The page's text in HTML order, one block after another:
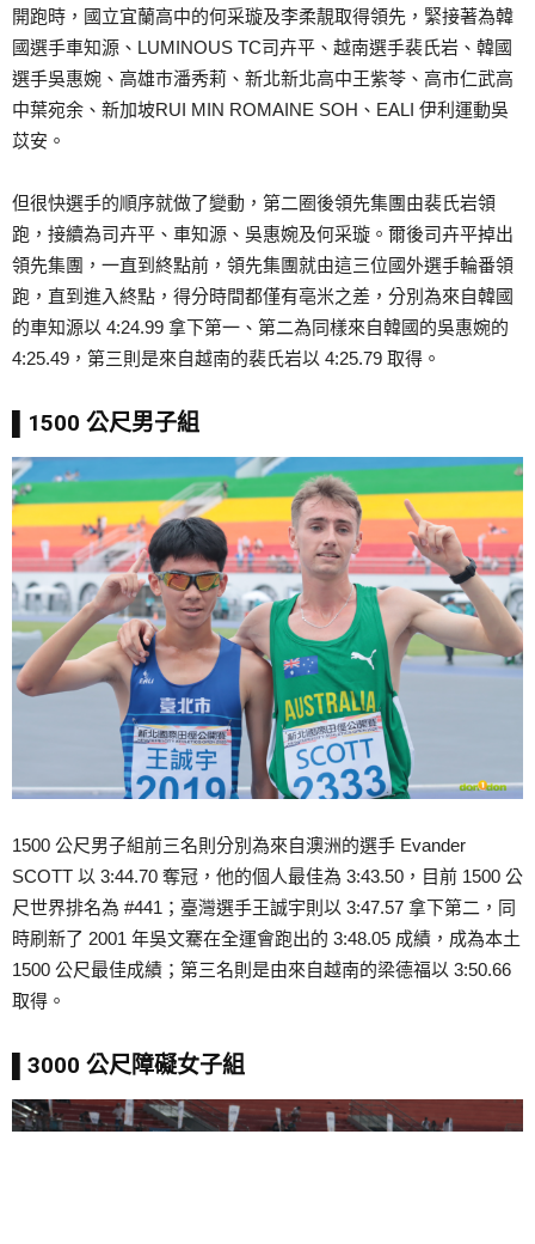
開跑時，國立宜蘭高中的何采璇及李柔靚取得領先，緊接著為韓
國選手車知源、LUMINOUS TC司卉平、越南選手裴氏岩、韓國
選手吳惠婉、高雄巿潘秀莉、新北新北高中王紫苓、高市仁武高
中葉宛余、新加坡RUI MIN ROMAINE SOH、EALI 伊利運動吳
苡安。
但很快選手的順序就做了變動，第二圈後領先集團由裴氏岩領
跑，接續為司卉平、車知源、吳惠婉及何采璇。爾後司卉平掉出
領先集團，一直到終點前，領先集團就由這三位國外選手輪番領
跑，直到進入終點，得分時間都僅有亳米之差，分別為來自韓國
的車知源以 4:24.99 拿下第一、第二為同樣來自韓國的吳惠婉的
4:25.49，第三則是來自越南的裴氏岩以 4:25.79 取得。
▌1500 公尺男子組
1500 公尺男子組前三名則分別為來自澳洲的選手 Evander
SCOTT 以 3:44.70 奪冠，他的個人最佳為 3:43.50，目前 1500 公
尺世界排名為 #441；臺灣選手王誠宇則以 3:47.57 拿下第二，同
時刷新了 2001 年吳文騫在全運會跑出的 3:48.05 成績，成為本土
1500 公尺最佳成績；第三名則是由來自越南的梁德福以 3:50.66
取得。
▌3000 公尺障礙女子組